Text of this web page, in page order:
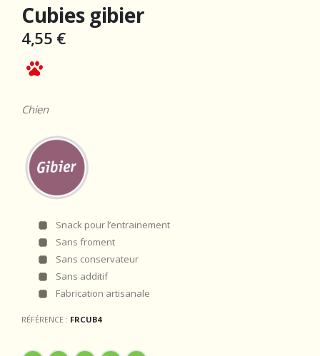
Cubies gibier
4,55 €
Chien
Snack pour l’entrainement
Sans froment
Sans conservateur
Sans additif
Fabrication artisanale
RÉFÉRENCE : FRCUB4